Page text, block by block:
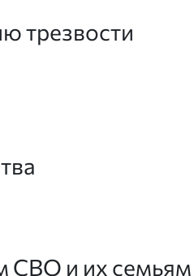
трезвости
СВО и их семьям